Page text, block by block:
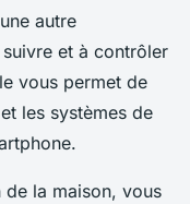
autre
et à contrôler
vous permet de
les systèmes de
de la maison, vous